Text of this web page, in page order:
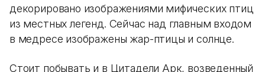
декорировано изображениями мифических птиц
из местных легенд. Сейчас над главным входом
в медресе изображены жар-птицы и солнце.
Стоит побывать и в Цитадели Арк, возведенный